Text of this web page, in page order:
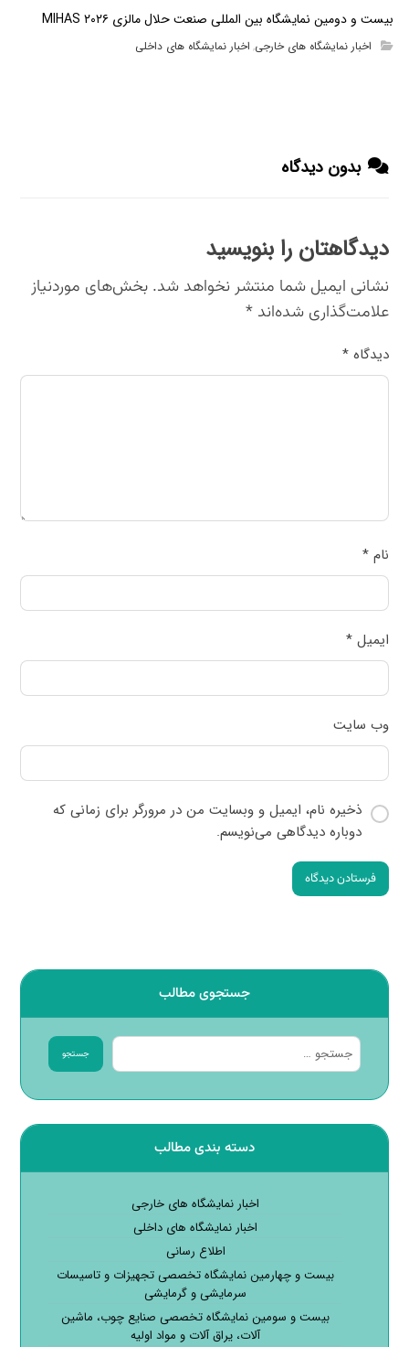
بیست و دومین نمایشگاه بین المللی صنعت حلال مالزی MIHAS ۲۰۲۶
اخبار نمایشگاه های خارجی, اخبار نمایشگاه های داخلی
بدون دیدگاه
دیدگاهتان را بنویسید
نشانی ایمیل شما منتشر نخواهد شد. بخش‌های موردنیاز
علامت‌گذاری شده‌اند*
دیدگاه*
نام*
ایمیل*
وب‌ سایت
ذخیره نام، ایمیل و وبسایت من در مرورگر برای زمانی که
دوباره دیدگاهی می‌نویسم.
فرستادن دیدگاه
جستجوی مطالب
جستجو
دسته بندی مطالب
اخبار نمایشگاه های خارجی
اخبار نمایشگاه های داخلی
اطلاع رسانی
بیست و چهارمین نمایشگاه تخصصی تجهیزات و تاسیسات
سرمایشی و گرمایشی
بیست و سومین نمایشگاه تخصصی صنایع چوب، ماشین
آلات، یراق آلات و مواد اولیه